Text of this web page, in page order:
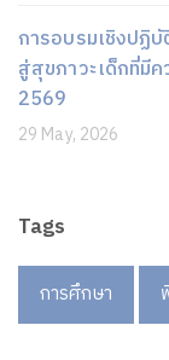
การอบรมเชิงปฏิ
สู่สุขภาวะเด็กที่มี
2569
29 May, 2026
Tags
การศึกษา